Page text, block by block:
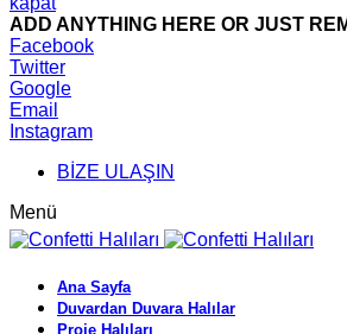
ADD ANYTHING HERE OR JUST
Facebook
Twitter
Google
Email
Instagram
BİZE ULAŞIN
Menü
Ana Sayfa
Duvardan Duvara Halılar
Proje Halıları